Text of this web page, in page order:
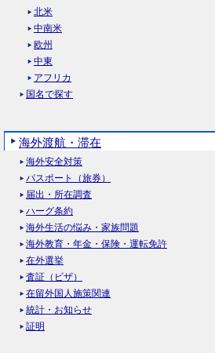
北米
中南米
欧州
中東
アフリカ
国名で探す
海外渡航・滞在
海外安全対策
パスポート（旅券）
届出・所在調査
ハーグ条約
海外生活の悩み・家族問題
海外教育・年金・保険・運転免許
在外選挙
査証（ビザ）
在留外国人施策関連
統計・お知らせ
証明